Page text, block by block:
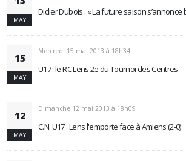
MAY
Didier Dubois : « La future saison s’annonce
15
MAY
Mercredi 15 mai 2013 à 18h34
U17 : le RC Lens 2e du Tournoi des Centres
12
MAY
Dimanche 12 mai 2013 à 18h09
C.N. U17 : Lens l'emporte face à Amiens (2-0)